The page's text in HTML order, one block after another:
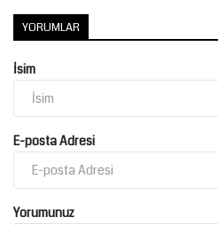
YORUMLAR
İsim
E-posta Adresi
Yorumunuz